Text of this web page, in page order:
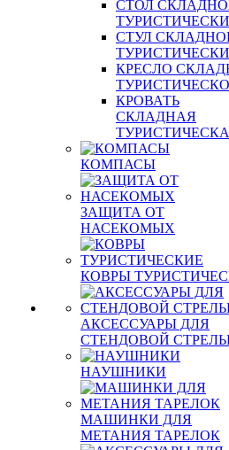
СТОЛ
СТУЛ
КРЕСЛО
КРОВАТЬ
СКЛАДНАЯ
КОМПАСЫ
ЗАЩИТА ОТ
НАСЕКОМЫХ
КОВРЫ
АКСЕССУАРЫ ДЛЯ
СТЕНДОВОЙ
НАУШНИКИ
МАШИНКИ ДЛЯ
МЕТАНИЯ ТАРЕЛОК